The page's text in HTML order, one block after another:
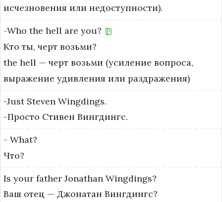
исчезновения или недоступности).
-Who the hell are you?
Кто ты, черт возьми?
the hell — черт возьми (усиление вопроса,
выражение удивления или раздражения)
-Just Steven Wingdings.
-Просто Стивен Вингдингс.
- What?
Что?
Is your father Jonathan Wingdings?
Ваш отец — Джонатан Вингдингс?